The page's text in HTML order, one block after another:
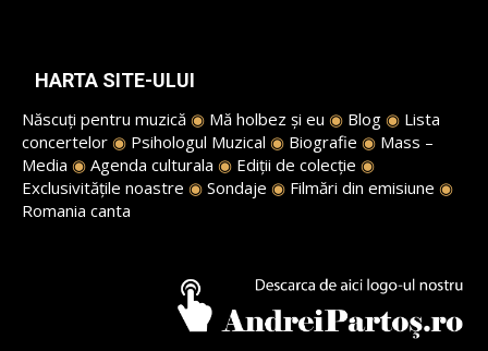
HARTA SITE-ULUI
Născuți pentru muzică ◉ Mă holbez și eu ◉ Blog ◉ Lista
concertelor ◉ Psihologul Muzical ◉ Biografie ◉ Mass –
Media ◉ Agenda culturala ◉ Ediții de colecție ◉
Exclusivitățile noastre ◉ Sondaje ◉ Filmări din emisiune ◉
Romania canta